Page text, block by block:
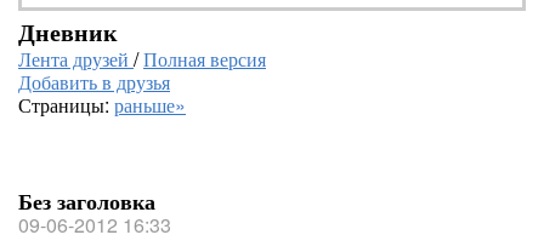
Дневник
Лента друзей /Полная версия
Добавить в друзья
Страницы: раньше»
Без заголовка
09-06-2012 16:33